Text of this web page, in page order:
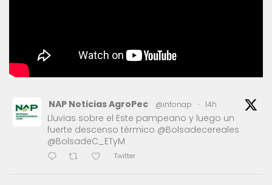
NAP Noticias AgroPec @infonap · 14h
Lluvias sobre el Este pampeano y luego un
fuerte descenso térmico @Bolsadecereales
@BolsadeC_ETyM
Twitter